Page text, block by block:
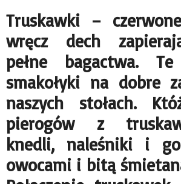
Truskawki –
wręcz dech
pełne bagactwa. Te
smakołyki na dobre
naszych stołach.
pierogów z
knedli, naleśniki i
owocami i bitą